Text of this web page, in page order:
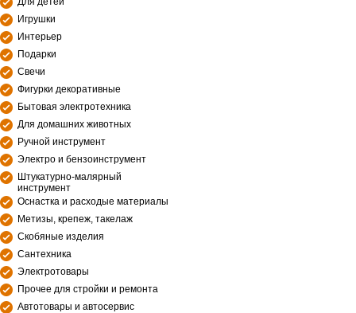
Игрушки
Интерьер
Подарки
Свечи
Фигурки декоративные
Бытовая электротехника
Для домашних животных
Ручной инструмент
Электро и бензоинструмент
Штукатурно-малярный
инструмент
Оснастка и расходые материалы
Метизы, крепеж, такелаж
Скобяные изделия
Сантехника
Электротовары
Прочее для стройки и ремонта
Автотовары и автосервис